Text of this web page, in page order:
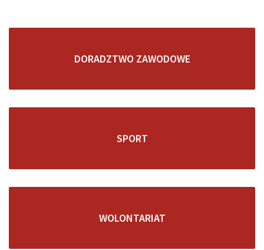
DORADZTWO ZAWODOWE
SPORT
WOLONTARIAT